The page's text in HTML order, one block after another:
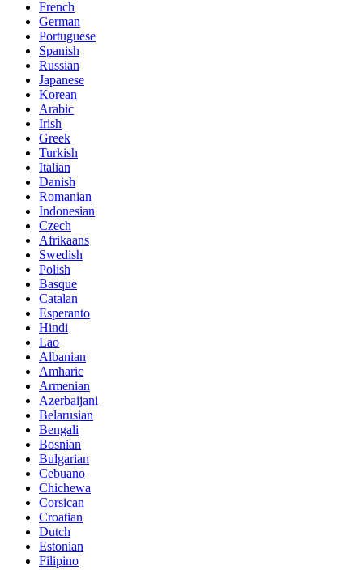
French
German
Portuguese
Spanish
Russian
Japanese
Korean
Arabic
Irish
Greek
Turkish
Italian
Danish
Romanian
Indonesian
Czech
Afrikaans
Swedish
Polish
Basque
Catalan
Esperanto
Hindi
Lao
Albanian
Amharic
Armenian
Azerbaijani
Belarusian
Bengali
Bosnian
Bulgarian
Cebuano
Chichewa
Corsican
Croatian
Dutch
Estonian
Filipino